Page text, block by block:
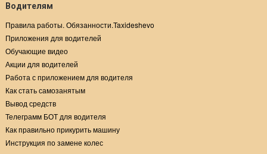
Водителям
Правила работы. Обязанности.Taxideshevo
Приложения для водителей
Обучающие видео
Акции для водителей
Работа с приложением для водителя
Как стать самозанятым
Вывод средств
Телеграмм БОТ для водителя
Как правильно прикурить машину
Инструкция по замене колес